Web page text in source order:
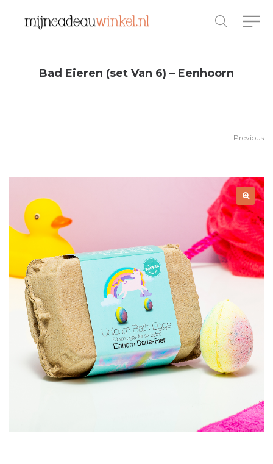
Bad Eieren (set Van 6) – Eenhoorn
Previous